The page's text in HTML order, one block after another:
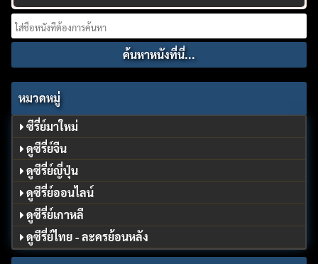
Search
for:
หมวดหมู่
ซีรี่ย์มาใหม่
ดูซีรี่ย์จีน
ดูซีรี่ย์ญี่ปุ่น
ดูซีรี่ย์ออนไลน์
ดูซีรี่ย์เกาหลี
ดูซีรี่ย์ไทย - ละครย้อนหลัง